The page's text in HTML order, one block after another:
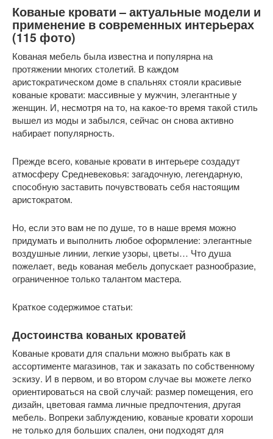
Кованые кровати – актуальные модели и
применение в современных интерьерах
(115 фото)
Кованая мебель была известна и популярна на
протяжении многих столетий. В каждом
аристократическом доме в спальнях стояли красивые
кованые кровати: массивные у мужчин, элегантные у
женщин. И, несмотря на то, на какое-то время такой стиль
вышел из моды и забылся, сейчас он снова активно
набирает популярность.
Прежде всего, кованые кровати в интерьере создадут
атмосферу Средневековья: загадочную, легендарную,
способную заставить почувствовать себя настоящим
аристократом.
Но, если это вам не по душе, то в наше время можно
придумать и выполнить любое оформление: элегантные
воздушные линии, легкие узоры, цветы… Что душа
пожелает, ведь кованая мебель допускает разнообразие,
ограниченное только талантом мастера.
Краткое содержимое статьи:
Достоинства кованых кроватей
Кованые кровати для спальни можно выбрать как в
ассортименте магазинов, так и заказать по собственному
эскизу. И в первом, и во втором случае вы можете легко
ориентироваться на свой случай: размер помещения, его
дизайн, цветовая гамма личные предпочтения, другая
мебель. Вопреки заблуждению, кованые кровати хороши
не только для больших спален, они подходят для